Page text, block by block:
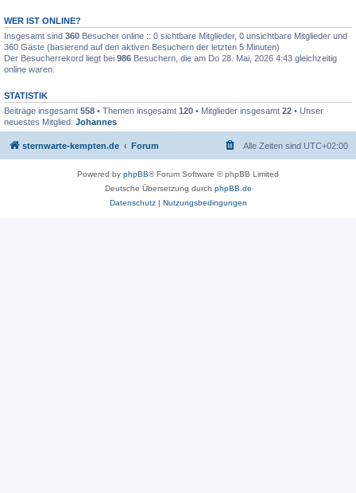
WER IST ONLINE?
Insgesamt sind 360 Besucher online :: 0 sichtbare Mitglieder, 0 unsichtbare Mitglieder und
360 Gäste (basierend auf den aktiven Besuchern der letzten 5 Minuten)
Der Besucherrekord liegt bei 986 Besuchern, die am Do 28. Mai, 2026 4:43 gleichzeitig
online waren.
STATISTIK
Beiträge insgesamt 558 • Themen insgesamt 120 • Mitglieder insgesamt 22 • Unser
neuestes Mitglied: Johannes
sternwarte-kempten.de Forum Alle Zeiten sind UTC+02:00
Powered by phpBB® Forum Software © phpBB Limited
Deutsche Übersetzung durch phpBB.de
Datenschutz| Nutzungsbedingungen